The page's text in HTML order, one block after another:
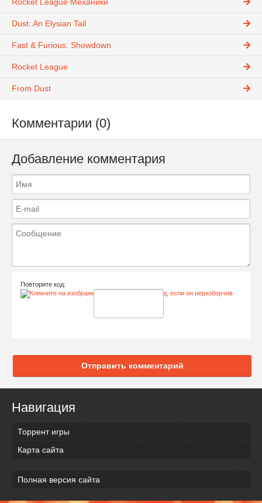
Rocket League Механики
Dust: An Elysian Tail
Fast & Furious: Showdown
Rocket League
From Dust
Комментарии (0)
Добавление комментария
Повторите код:
Отправить комментарий
Навигация
Торрент игры
Карта сайта
Полная версия сайта